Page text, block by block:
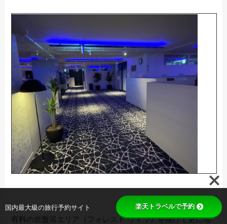
有料の岩盤浴エリア（フォレスト ヴィラ）を抜けて更に地
国内最大級の旅行予約サイト 楽天トラベルで予約